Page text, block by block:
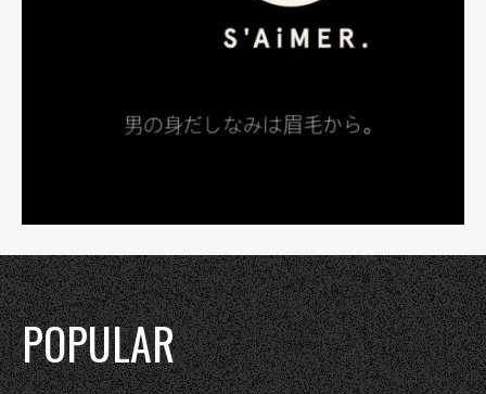
POPULAR